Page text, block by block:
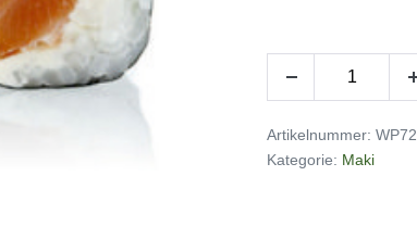
lachskäse
Menge
Artikelnummer:WP72
Kategorie: Maki